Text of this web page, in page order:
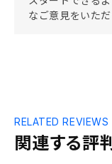
なご意見をいた
関連する評
RELATED REVIEWS